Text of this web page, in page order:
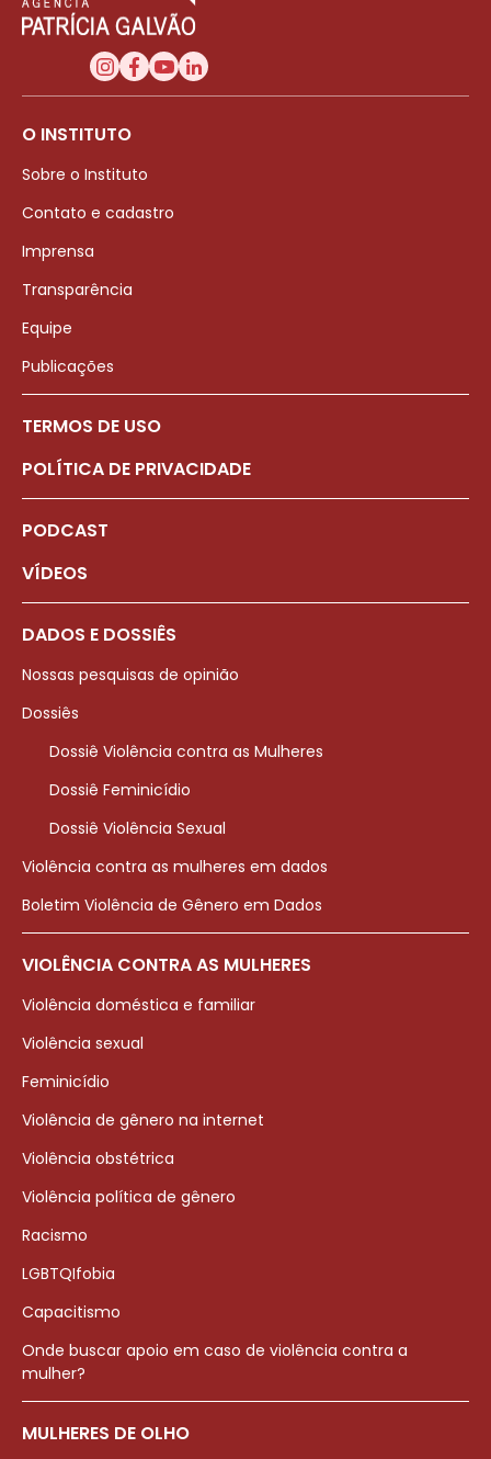
O INSTITUTO
Sobre o Instituto
Contato e cadastro
Imprensa
Transparência
Equipe
Publicações
TERMOS DE USO
POLÍTICA DE PRIVACIDADE
PODCAST
VÍDEOS
DADOS E DOSSIÊS
Nossas pesquisas de opinião
Dossiês
Dossiê Violência contra as Mulheres
Dossiê Feminicídio
Dossiê Violência Sexual
Violência contra as mulheres em dados
Boletim Violência de Gênero em Dados
VIOLÊNCIA CONTRA AS MULHERES
Violência doméstica e familiar
Violência sexual
Feminicídio
Violência de gênero na internet
Violência obstétrica
Violência política de gênero
Racismo
LGBTQIfobia
Capacitismo
Onde buscar apoio em caso de violência contra a
mulher?
MULHERES DE OLHO